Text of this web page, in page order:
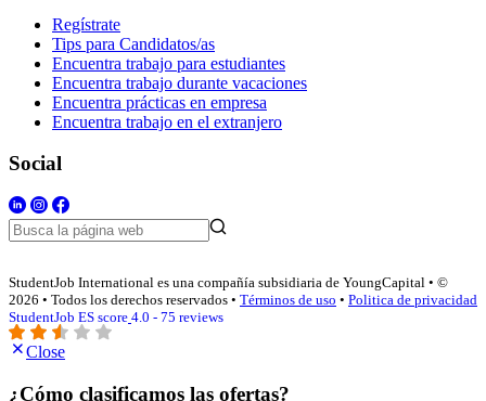
Regístrate
Tips para Candidatos/as
Encuentra trabajo para estudiantes
Encuentra trabajo durante vacaciones
Encuentra prácticas en empresa
Encuentra trabajo en el extranjero
Social
StudentJob International es una compañía subsidiaria de YoungCapital • ©
2026 • Todos los derechos reservados • Términos de uso • Politica de privacidad
StudentJob ES score 4.0 - 75 reviews
Close
¿Cómo clasificamos las ofertas?